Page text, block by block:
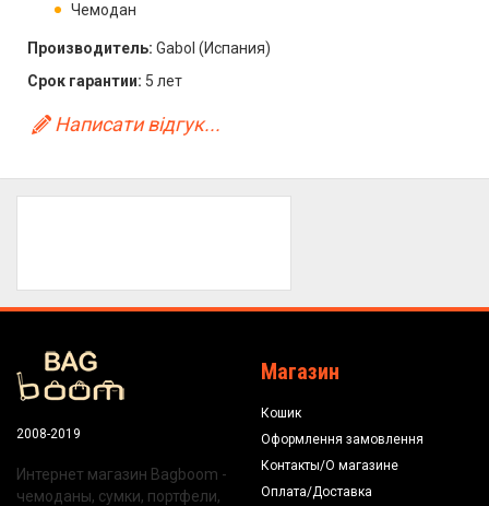
Чемодан
Производитель: Gabol (Испания)
Срок гарантии: 5 лет
Написати відгук...
2008-2019
Интернет магазин Bagboom -
чемоданы, сумки, портфели,
Магазин
Кошик
Оформлення замовлення
Контакты/О магазине
Оплата/Доставка